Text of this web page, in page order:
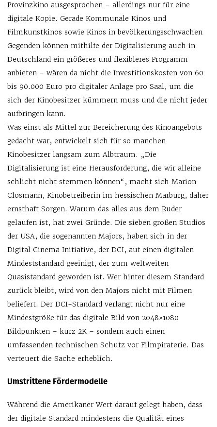
Provinzkino ausgesprochen – allerdings nur für eine
digitale Kopie. Gerade Kommunale Kinos und
Filmkunstkinos sowie Kinos in bevölkerungsschwachen
Gegenden können mithilfe der Digitalisierung auch in
Deutschland ein größeres und flexibleres Programm
anbieten – wären da nicht die Investitionskosten von 60
bis 90.000 Euro pro digitaler Anlage pro Saal, um die
sich der Kinobesitzer kümmern muss und die nicht jeder
aufbringen kann.
Was einst als Mittel zur Bereicherung des Kinoangebots
gedacht war, entwickelt sich für so manchen
Kinobesitzer langsam zum Albtraum. „Die
Digitalisierung ist eine Herausforderung, die wir alleine
schlicht nicht stemmen können“, macht sich Marion
Closmann, Kinobetreiberin im hessischen Marburg, daher
ernsthaft Sorgen. Warum das alles aus dem Ruder
gelaufen ist, hat zwei Gründe. Die sieben großen Studios
der USA, die sogenannten Majors, haben sich in der
Digital Cinema Initiative, der DCI, auf einen digitalen
Mindeststandard geeinigt, der zum weltweiten
Quasistandard geworden ist. Wer hinter diesem Standard
zurück bleibt, wird von den Majors nicht mit Filmen
beliefert. Der DCI-Standard verlangt nicht nur eine
Mindestgröße für das digitale Bild von 2048×1080
Bildpunkten – kurz 2K – sondern auch einen
umfassenden technischen Schutz vor Filmpiraterie. Das
verteuert die Sache erheblich.
Umstrittene Fördermodelle
Während die Amerikaner Wert darauf gelegt haben, dass
der digitale Standard mindestens die Qualität eines